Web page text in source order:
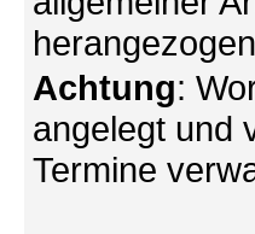
Achtung:
angelegt und
Termine